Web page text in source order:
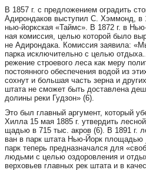
В 1857 г. с пред­ло­же­ни­ем ог­ра­дить
Ади­рон­да­ков выс­ту­пил С. Хэм­монд, в
нью-йоркская «Таймс». В 1872 г. в
ная ко­мис­сия, целью ко­то­рой бы­ло
не Ади­рон­да­ка. Ко­мис­сия за­я­ви­ла:
пар­ка иск­лю­чи­тель­но с целью
ре­же­ние стро­е­во­го ле­са как ме­ру
пос­то­ян­но­го обес­пе­че­ния во­дой из
сох­нут и боль­шая часть зер­на и
шта­та не смо­жет быть дос­тав­ле­на
до­ли­ны ре­ки Гуд­зон» (6).
Это был глав­ный ар­гу­мент, ко­то­рый
Хил­ла 15 мая 1885 г. ут­вер­дить
щадью в 715 тыс. ак­ров (6). В 1891 г.
ван в парк шта­та Нью-Йорк пло­щадью
парк те­перь пред­наз­на­чал­ся для
людь­ми с целью оз­до­ров­ле­ния и
вер­ховь­ев глав­ных рек шта­та и в